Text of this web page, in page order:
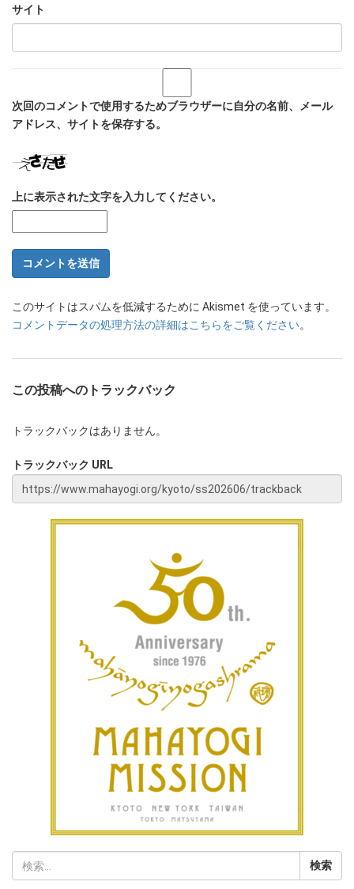
サイト
次回のコメントで使用するためブラウザーに自分の名前、メール
アドレス、サイトを保存する。
上に表示された文字を入力してください。
このサイトはスパムを低減するために Akismet を使っています。
コメントデータの処理方法の詳細はこちらをご覧ください。
この投稿へのトラックバック
トラックバックはありません。
トラックバック URL